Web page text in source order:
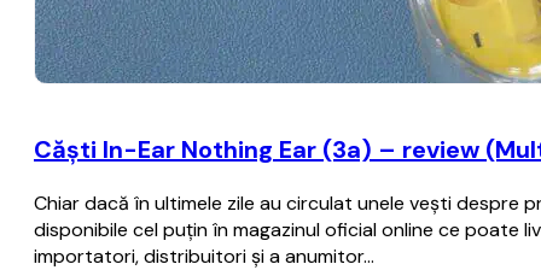
Căști In-Ear Nothing Ear (3a) – review
Chiar dacă în ultimele zile au circulat unele vești despre
disponibile cel puțin în magazinul oficial online ce poate
importatori, distribuitori și a anumitor…